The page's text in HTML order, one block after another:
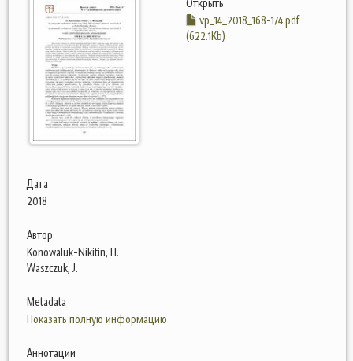
vp_14_2018_168-174.pdf
(622.1Kb)
Дата
2018
Автор
Konowaluk-Nikitin, H.
Waszczuk, J.
Metadata
Показать полную информацию
Аннотации